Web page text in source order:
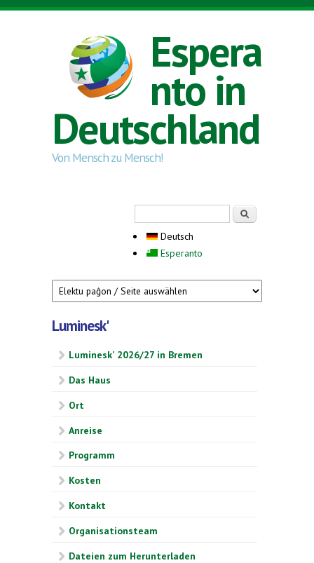
Direkt zum Inhalt
Espera
nto in
Deutschland
Von Mensch zu Mensch!
Deutsch
Esperanto
Luminesk'
Luminesk' 2026/27 in Bremen
Das Haus
Ort
Anreise
Programm
Kosten
Kontakt
Organisationsteam
Dateien zum Herunterladen